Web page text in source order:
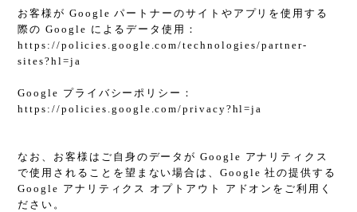
お客様が Google パートナーのサイトやアプリを使用する
際の Google によるデータ使用：
https://policies.google.com/technologies/partner-
sites?hl=ja
Google プライバシーポリシー：
https://policies.google.com/privacy?hl=ja
なお、お客様はご自身のデータが Google アナリティクス
で使用されることを望まない場合は、Google 社の提供する
Google アナリティクス オプトアウト アドオンをご利用く
ださい。